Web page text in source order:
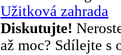
Užitková zahrada
Diskutujte!
až moc? Sdílejte s